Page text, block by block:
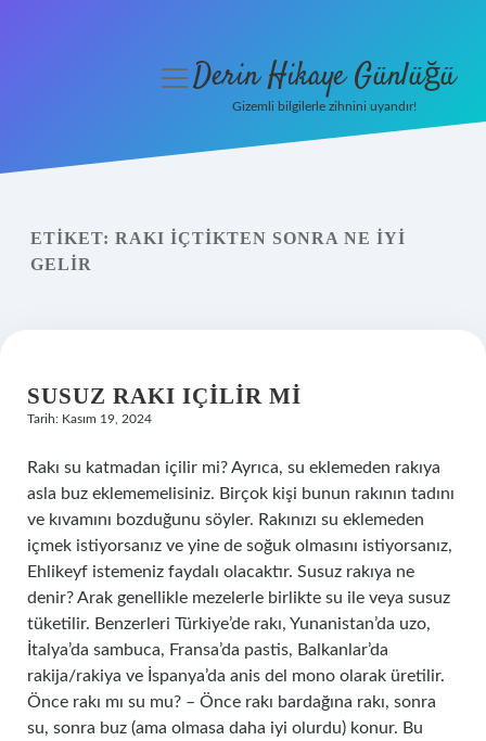
Yasal Uyarı
menüyüDerin Hikaye Günlüğü
Gizemli bilgilerle zihnini uyandır!
ETIKET: RAKI IÇTIKTEN SONRA NE IYI
GELIR
SUSUZ RAKI IÇILIR MI
Tarih: Kasım 19, 2024
Rakı su katmadan içilir mi? Ayrıca, su eklemeden rakıya
asla buz eklememelisiniz. Birçok kişi bunun rakının tadını
ve kıvamını bozduğunu söyler. Rakınızı su eklemeden
içmek istiyorsanız ve yine de soğuk olmasını istiyorsanız,
Ehlikeyf istemeniz faydalı olacaktır. Susuz rakıya ne
denir? Arak genellikle mezelerle birlikte su ile veya susuz
tüketilir. Benzerleri Türkiye’de rakı, Yunanistan’da uzo,
İtalya’da sambuca, Fransa’da pastis, Balkanlar’da
rakija/rakiya ve İspanya’da anis del mono olarak üretilir.
Önce rakı mı su mu? – Önce rakı bardağına rakı, sonra
su, sonra buz (ama olmasa daha iyi olurdu) konur. Bu